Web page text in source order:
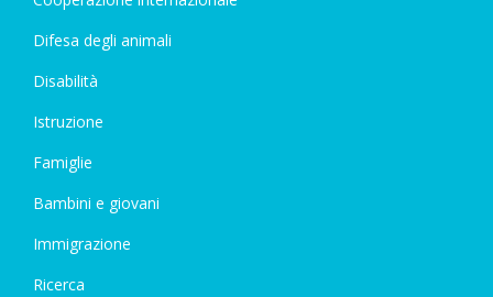
Difesa degli animali
Disabilità
Istruzione
Famiglie
Bambini e giovani
Immigrazione
Ricerca